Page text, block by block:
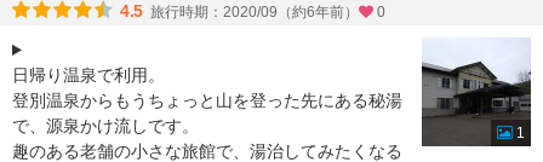
4.5 旅行時期：2020/09（約6年前） 0
日帰り温泉で利用。
登別温泉からもうちょっと山を登った先にある秘湯
で、源泉かけ流しです。
趣のある老舗の小さな旅館で、湯治してみたくなる
1